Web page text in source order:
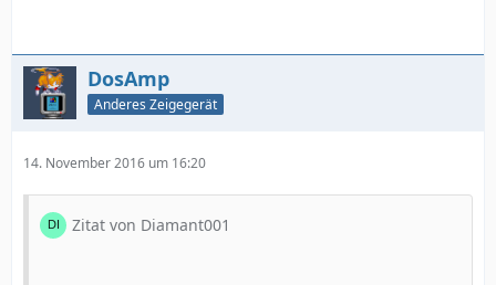
DosAmp
Anderes Zeigegerät
14. November 2016 um 16:20
Zitat von Diamant001